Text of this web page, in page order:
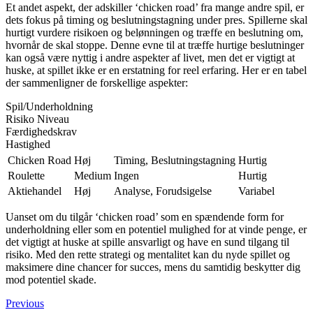
Et andet aspekt, der adskiller ‘chicken road’ fra mange andre spil, er
dets fokus på timing og beslutningstagning under pres. Spillerne skal
hurtigt vurdere risikoen og belønningen og træffe en beslutning om,
hvornår de skal stoppe. Denne evne til at træffe hurtige beslutninger
kan også være nyttig i andre aspekter af livet, men det er vigtigt at
huske, at spillet ikke er en erstatning for reel erfaring. Her er en tabel
der sammenligner de forskellige aspekter:
Spil/Underholdning
Risiko Niveau
Færdighedskrav
Hastighed
Chicken Road Høj Timing, Beslutningstagning Hurtig
Roulette
Medium Ingen
Hurtig
Aktiehandel
Høj Analyse, Forudsigelse Variabel
Uanset om du tilgår ‘chicken road’ som en spændende form for
underholdning eller som en potentiel mulighed for at vinde penge, er
det vigtigt at huske at spille ansvarligt og have en sund tilgang til
risiko. Med den rette strategi og mentalitet kan du nyde spillet og
maksimere dine chancer for succes, mens du samtidig beskytter dig
mod potentiel skade.
Previous